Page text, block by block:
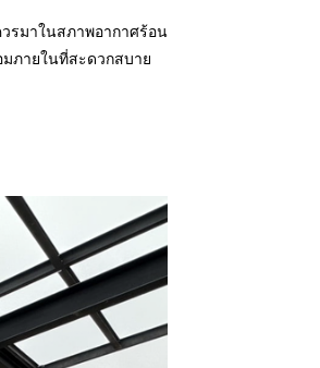
รมาในสภาพอากาศร้อน
ภายในที่สะดวกสบาย